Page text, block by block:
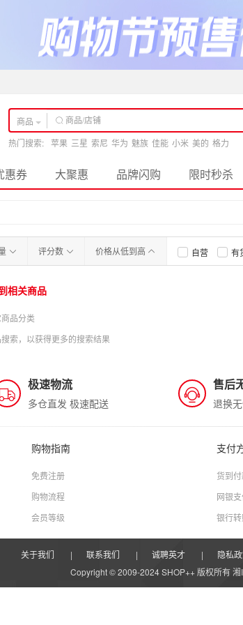
商品
热门搜索: 苹果 三星 索尼 华为 魅族 佳能 小米 美的 格力
惠券 大聚惠 品牌闪购 限时秒杀
评分数 价格从低到高 自营 有
相关商品
品分类
索，以获得更多的搜索结果
极速物流
多仓直发 极速配送
售后
退换
购物指南
免费注册
购物流程
会员等级
支付
货到
网银
银行
关于我们 | 联系我们 | 诚聘英才 | 隐私
Copyright © 2009-2024 SHOP++ 版权所有